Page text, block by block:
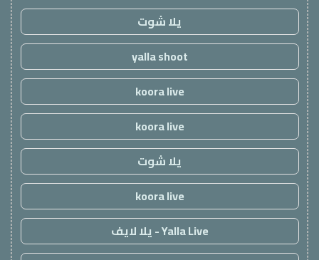
يلا شوت
yalla shoot
koora live
koora live
يلا شوت
koora live
Yalla Live - يلا لايف